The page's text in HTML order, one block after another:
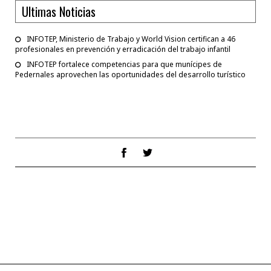
Ultimas Noticias
INFOTEP, Ministerio de Trabajo y World Vision certifican a 46
profesionales en prevención y erradicación del trabajo infantil
INFOTEP fortalece competencias para que munícipes de
Pedernales aprovechen las oportunidades del desarrollo turístico